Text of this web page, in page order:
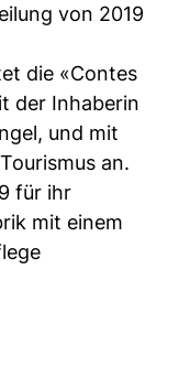
von 2019
die «Contes
der Inhaberin
und mit
an.
für ihr
mit einem